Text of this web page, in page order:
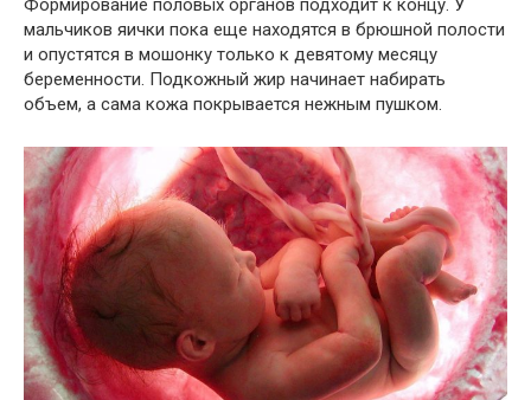
Формирование половых органов подходит к концу. У
мальчиков яички пока еще находятся в брюшной полости
и опустятся в мошонку только к девятому месяцу
беременности. Подкожный жир начинает набирать
объем, а сама кожа покрывается нежным пушком.